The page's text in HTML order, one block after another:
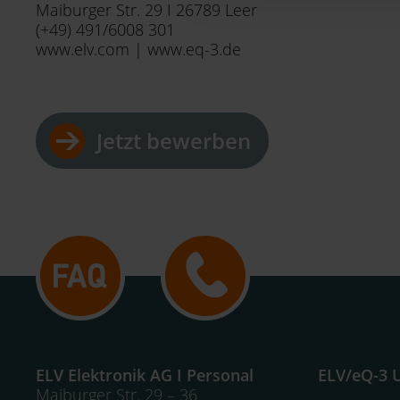
hiervon unberührt. Ihre
Nähere Infos zu diesen
Datenschutzerklärung. Für
Land mit
Datenübermittlung,
Impressum
Maiburger Str. 29 I 26789 Leer
(+49) 491/6008 301
www.elv.com | www.eq-3.de
Jetzt bewerben
ELV Elektronik AG I Personal
Maiburger Str. 29 – 36
ELV/eQ-3